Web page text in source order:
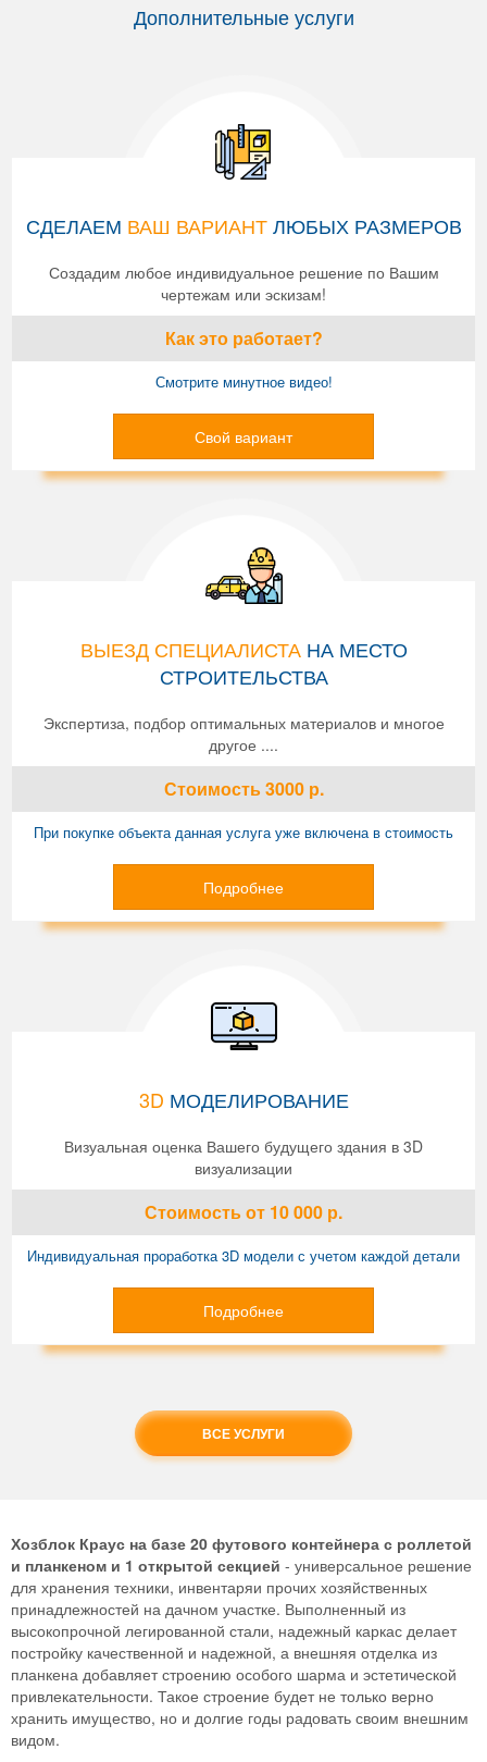
Дополнительные услуги
СДЕЛАЕМ ВАШ ВАРИАНТЛЮБЫХ РАЗМЕРОВ
Создадим любое индивидуальное решение по Вашим
чертежам или эскизам!
Как это работает?
Смотрите минутное видео!
Свой вариант
ВЫЕЗД СПЕЦИАЛИСТАНА МЕСТО
СТРОИТЕЛЬСТВА
Экспертиза, подбор оптимальных материалов и многое
другое ....
Стоимость3000р.
При покупке объекта данная услуга уже включена в стоимость
Подробнее
3D МОДЕЛИРОВАНИЕ
Визуальная оценка Вашего будущего здания в 3D
визуализации
Стоимостьот 10 000 р.
Индивидуальная проработка 3D модели с учетом каждой детали
Подробнее
ВСЕ УСЛУГИ
Хозблок Краус на базе 20 футового контейнера с роллетой
и планкеном и 1 открытой секцией - универсальное решение
для хранения техники, инвентаряи прочих хозяйственных
принадлежностей на дачном участке. Выполненный из
высокопрочной легированной стали, надежный каркас делает
постройку качественной и надежной, а внешняя отделка из
планкена добавляет строению особого шарма и эстетической
привлекательности. Такое строение будет не только верно
хранить имущество, но и долгие годы радовать своим внешним
видом.